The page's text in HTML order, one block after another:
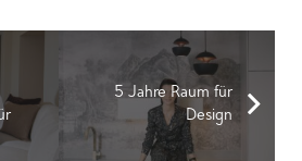
5 Jahre Raum für
Design